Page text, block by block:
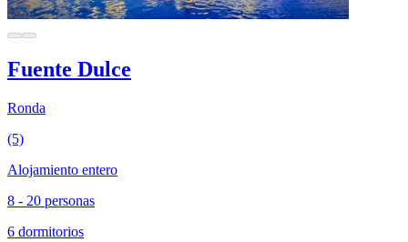
Fuente Dulce
Ronda
(5)
Alojamiento entero
8 - 20 personas
6 dormitorios